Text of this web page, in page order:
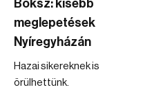
Boksz: kisebb
meglepetések
Nyíregyházán
Hazai sikereknek is
örülhettünk.